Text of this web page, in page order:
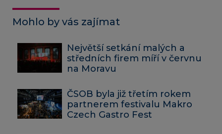
Mohlo by vás zajímat
Největší setkání malých a
středních firem míří v červnu
na Moravu
ČSOB byla již třetím rokem
partnerem festivalu Makro
Czech Gastro Fest